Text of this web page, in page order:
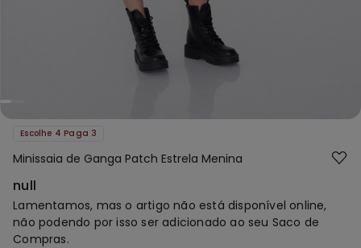
Escolhe 4 Paga 3
Minissaia de Ganga Patch Estrela Menina
null
Lamentamos, mas o artigo não está disponível online,
não podendo por isso ser adicionado ao seu Saco de
Compras.